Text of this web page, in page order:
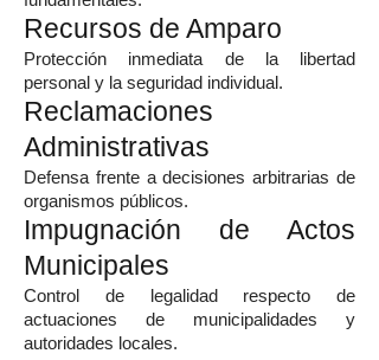
Recursos de Amparo
Protección inmediata de la libertad
personal y la seguridad individual.
Reclamaciones
Administrativas
Defensa frente a decisiones arbitrarias de
organismos públicos.
Impugnación de Actos
Municipales
Control de legalidad respecto de
actuaciones de municipalidades y
autoridades locales.